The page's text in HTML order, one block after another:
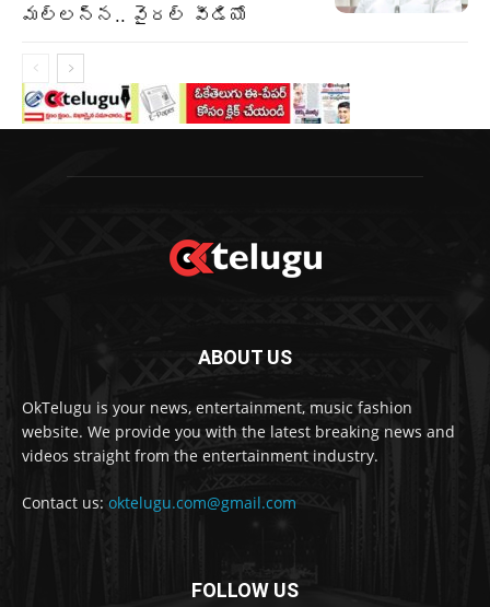
మల్లన్న.. వైరల్ వీడియో
ABOUT US
OkTelugu is your news, entertainment, music fashion
website. We provide you with the latest breaking news and
videos straight from the entertainment industry.
Contact us: oktelugu.com@gmail.com
FOLLOW US